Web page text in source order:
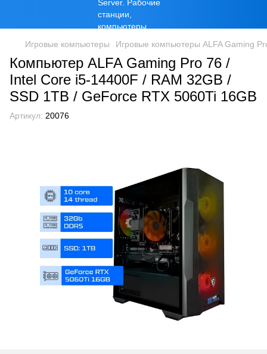
Игровые компьютеры Игровые компьютеры ALFA Gaming
Компьютер ALFA Gaming Pro 76 /
Intel Core i5-14400F / RAM 32GB /
SSD 1TB / GeForce RTX 5060Ti 16GB
Артикул: 20076